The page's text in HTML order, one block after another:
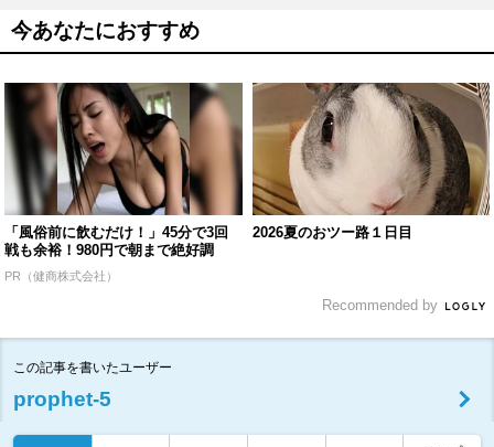
今あなたにおすすめ
「風俗前に飲むだけ！」45分で3回
戦も余裕！980円で朝まで絶好調
PR（健商株式会社）
2026夏のおツー路１日目
Recommended by
この記事を書いたユーザー
prophet-5